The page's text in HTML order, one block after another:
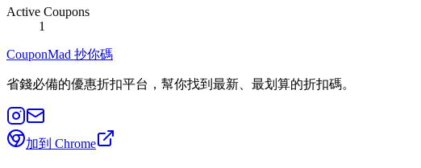
Active Coupons
1
CouponMad 抄你碼
省錢必備的優惠折扣平台，幫你找到最新、最划算的折扣碼。
加到 Chrome